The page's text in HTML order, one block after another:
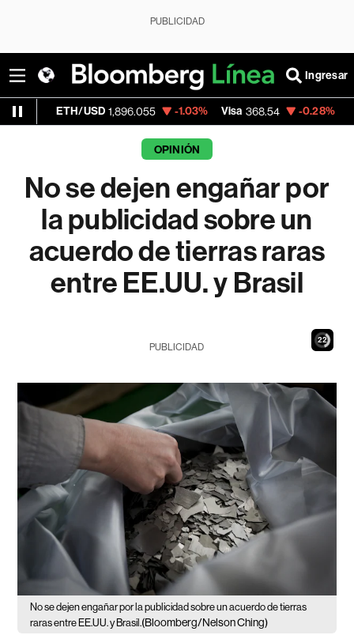
PUBLICIDAD
Ingresar
1,896.055 -1.03% Visa 368.54 -0.28% MercadoLibre
OPINIÓN
No se dejen engañar por
la publicidad sobre un
acuerdo de tierras raras
entre EE.UU. y Brasil
21
PUBLICIDAD
No se dejen engañar por la publicidad sobre un acuerdo de tierras
raras entre EE.UU. y Brasil.(Bloomberg/Nelson Ching)